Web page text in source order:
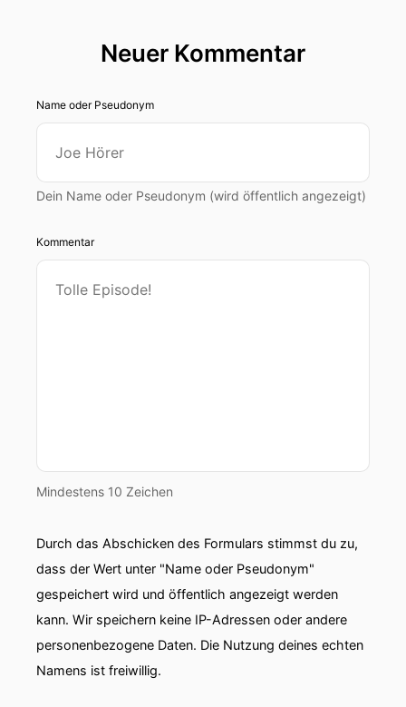
Neuer Kommentar
Name oder Pseudonym
Dein Name oder Pseudonym (wird öffentlich angezeigt)
Kommentar
Mindestens 10 Zeichen
Durch das Abschicken des Formulars stimmst du zu,
dass der Wert unter "Name oder Pseudonym"
gespeichert wird und öffentlich angezeigt werden
kann. Wir speichern keine IP-Adressen oder andere
personenbezogene Daten. Die Nutzung deines echten
Namens ist freiwillig.